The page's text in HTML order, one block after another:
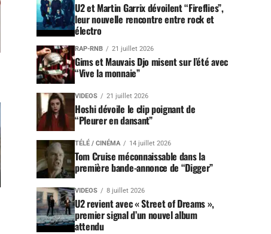
U2 et Martin Garrix dévoilent “Fireflies”,
leur nouvelle rencontre entre rock et
électro
RAP-RNB 21 juillet 2026
Gims et Mauvais Djo misent sur l’été avec
“Vive la monnaie”
VIDEOS 21 juillet 2026
Hoshi dévoile le clip poignant de
“Pleurer en dansant”
TÉLÉ / CINÉMA 14 juillet 2026
Tom Cruise méconnaissable dans la
première bande-annonce de “Digger”
VIDEOS 8 juillet 2026
U2 revient avec « Street of Dreams »,
premier signal d’un nouvel album
attendu